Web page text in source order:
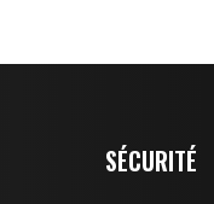
SÉCURITÉ